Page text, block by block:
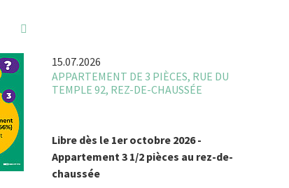
15.07.2026
APPARTEMENT DE 3 PIÈCES, RUE DU
TEMPLE 92, REZ-DE-CHAUSSÉE
Libre dès le 1er octobre 2026 -
Appartement 3 1/2 pièces au rez-de-
chaussée